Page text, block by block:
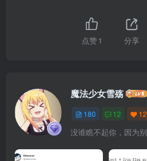
点赞1 分享
魔法少女雪殇
180 12 12